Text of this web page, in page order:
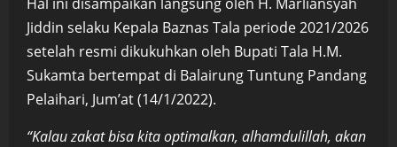
Jiddin selaku Kepala Baznas Tala periode 2021/2026
setelah resmi dikukuhkan oleh Bupati Tala H.M.
Sukamta bertempat di Balairung Tuntung Pandang
Pelaihari, Jum’at (14/1/2022).
“Kalau zakat bisa kita optimalkan, alhamdulillah, akan